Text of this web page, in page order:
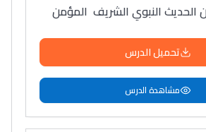
الحديث النبوي الشريف المؤمن
تحميل الدرس
مشاهدة الدرس